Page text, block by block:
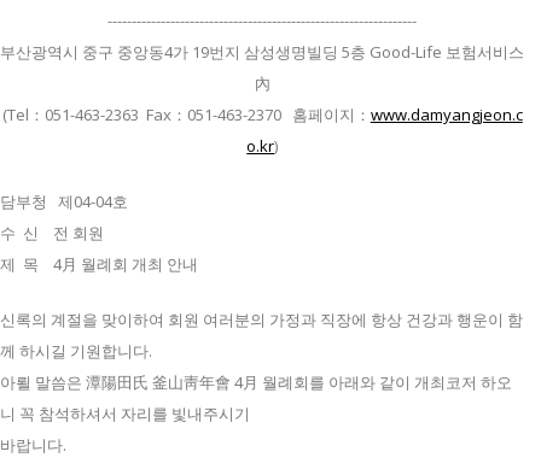
----------------------------------------------------------------
부산광역시 중구 중앙동4가 19번지 삼성생명빌딩 5층 Good-Life 보험서비스
內
(Tel：051-463-2363 Fax：051-463-2370 홈페이지： www.damyangjeon.c
o.kr)
담부청 제04-04호
수 신 전 회원
제 목 4月 월례회 개최 안내
신록의 계절을 맞이하여 회원 여러분의 가정과 직장에 항상 건강과 행운이 함
께 하시길 기원합니다.
아뢸 말씀은 潭陽田氏 釜山靑年會 4月 월례회를 아래와 같이 개최코저 하오
니 꼭 참석하셔서 자리를 빛내주시기
바랍니다.